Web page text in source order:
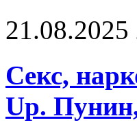
21.08.2025
Cекс,
Up.